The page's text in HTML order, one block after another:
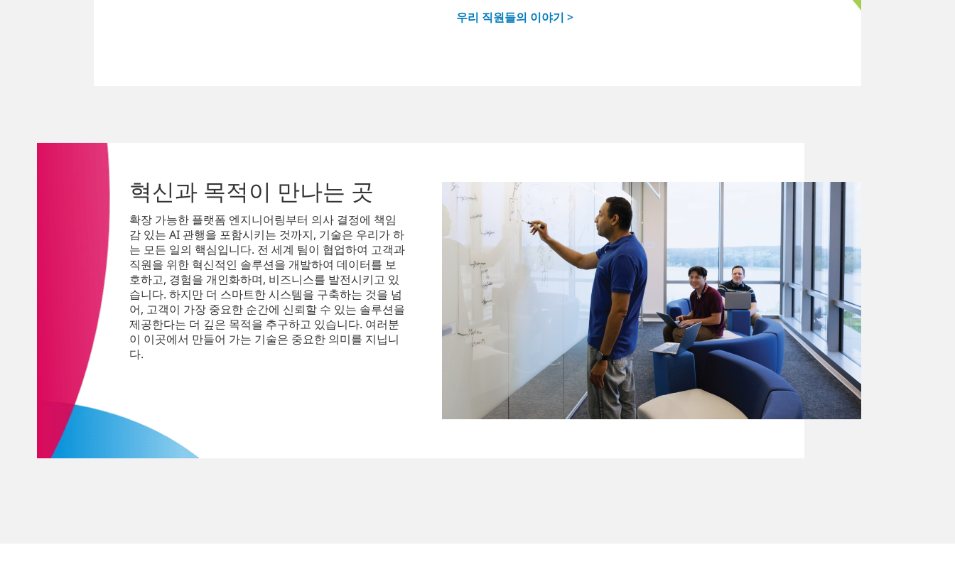
우리 직원들의 이야기 >
혁신과 목적이 만나는 곳
확장 가능한 플랫폼 엔지니어링부터 의사 결정에 책임
감 있는 AI 관행을 포함시키는 것까지, 기술은 우리가 하
는 모든 일의 핵심입니다. 전 세계 팀이 협업하여 고객과
직원을 위한 혁신적인 솔루션을 개발하여 데이터를 보
호하고, 경험을 개인화하며, 비즈니스를 발전시키고 있
습니다. 하지만 더 스마트한 시스템을 구축하는 것을 넘
어, 고객이 가장 중요한 순간에 신뢰할 수 있는 솔루션을
제공한다는 더 깊은 목적을 추구하고 있습니다. 여러분
이 이곳에서 만들어 가는 기술은 중요한 의미를 지닙니
다.